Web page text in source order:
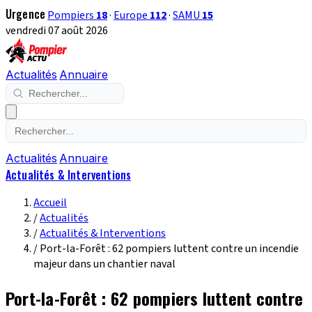
Urgence Pompiers 18· Europe 112·SAMU 15
vendredi 07 août 2026
Actualités Annuaire
Actualités Annuaire
Actualités & Interventions
Accueil
/Actualités
/Actualités & Interventions
/Port-la-Forêt : 62 pompiers luttent contre un incendie
majeur dans un chantier naval
Port-la-Forêt : 62 pompiers luttent contre